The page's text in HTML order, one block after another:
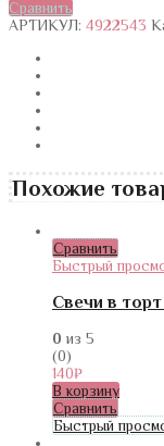
Сравнить
АРТИКУЛ: 4922543
Похожие
Сравнить
Быстрый
Свечи в
0 из 5
(0)
140₽
В корзину
Сравнить
Быстрый